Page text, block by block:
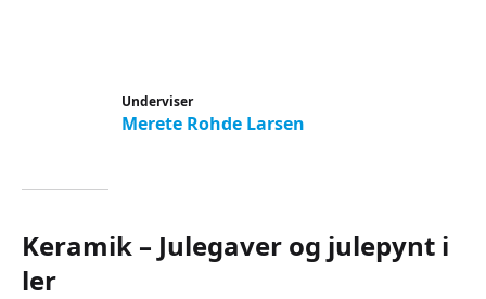
Underviser
Merete Rohde Larsen
Keramik – Julegaver og julepynt i
ler